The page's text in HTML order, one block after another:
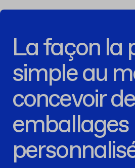
La façon la
simple au
concevoir
emballages